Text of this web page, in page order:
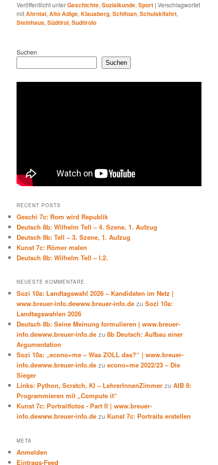
Veröffentlicht unterGeschichte,Sozialkunde,Sport |Verschlagwortet
mitAhrntal,Alto Adige,Klausberg,Schifoan,Schulskifahrt,
Steinhaus,Südtirol,Sudtirolo
Suchen
Suchen
RECENT POSTS
Geschi 7c: Rom wird Republik
Deutsch 8b: Wilhelm Tell – 4. Szene, 1. Aufzug
Deutsch 8b: Tell – 3. Szene, 1. Aufzug
Kunst 7c: Römer malen
Deutsch 8b: Wilhelm Tell – I.2.
NEUESTE KOMMENTARE
Sozi 10a: Landtagswahl 2026 – Kandidaten im Netz |
www.breuer-info.dewww.breuer-info.de zuSozi 10a:
Landtagswahlen 2026
Deutsch 8b: Seine Meinung formulieren | www.breuer-
info.dewww.breuer-info.de zu8b Deutsch: Aufbau einer
Argumentation
Sozi 10a: „econo=me – Was ZOLL das?“ | www.breuer-
info.dewww.breuer-info.de zuecono=me 2022/23 – Die
Sieger
Links: Python, Scratch, KI – LehrerInnenZimmer zuAIB 9:
Programmieren mit „Compute it“
Kunst 7c: Portraitfotos - Part II | www.breuer-
info.dewww.breuer-info.de zu Kunst 7c: Portraits erstellen
META
Anmelden
Eintrags-Feed